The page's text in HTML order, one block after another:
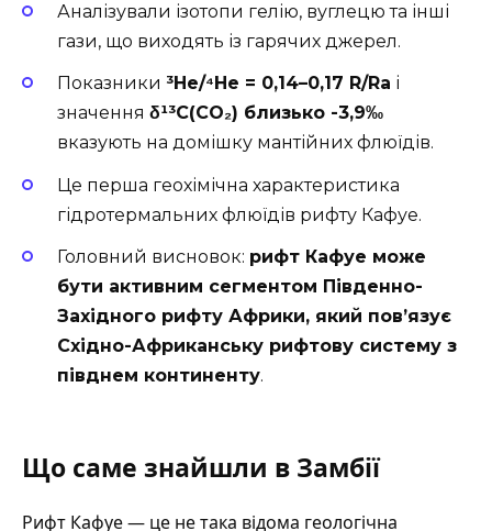
Аналізували ізотопи гелію, вуглецю та інші
гази, що виходять із гарячих джерел.
Показники ³He/⁴He = 0,14–0,17 R/Ra і
значення δ¹³C(CO₂) близько -3,9‰
вказують на домішку мантійних флюїдів.
Це перша геохімічна характеристика
гідротермальних флюїдів рифту Кафуе.
Головний висновок: рифт Кафуе може
бути активним сегментом Південно-
Західного рифту Африки, який пов’язує
Східно-Африканську рифтову систему з
півднем континенту.
Що саме знайшли в Замбії
Рифт Кафуе — це не така відома геологічна